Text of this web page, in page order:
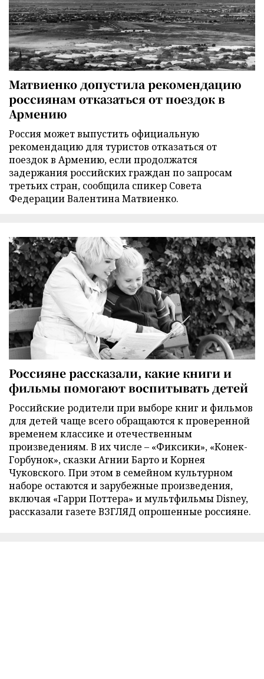
Матвиенко допустила рекомендацию
россиянам отказаться от поездок в
Армению
Россия может выпустить официальную
рекомендацию для туристов отказаться от
поездок в Армению, если продолжатся
задержания российских граждан по запросам
третьих стран, сообщила спикер Совета
Федерации Валентина Матвиенко.
Россияне рассказали, какие книги и
фильмы помогают воспитывать детей
Российские родители при выборе книг и фильмов
для детей чаще всего обращаются к проверенной
временем классике и отечественным
произведениям. В их числе – «Фиксики», «Конек-
Горбунок», сказки Агнии Барто и Корнея
Чуковского. При этом в семейном культурном
наборе остаются и зарубежные произведения,
включая «Гарри Поттера» и мультфильмы Disney,
рассказали газете ВЗГЛЯД опрошенные россияне.